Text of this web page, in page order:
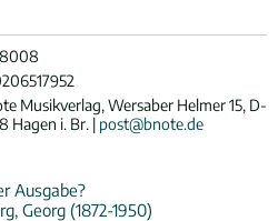
Musikverlag, Wersaber Helmer 15, D-
Hagen i. Br. | post@bnote.de
Ausgabe?
Georg (1872-1950)